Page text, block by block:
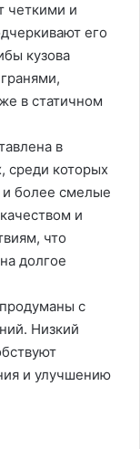
четкими и
его
кузова
в статичном
в
среди которых
и более смелые
и
что
долгое
с
Низкий
и улучшению